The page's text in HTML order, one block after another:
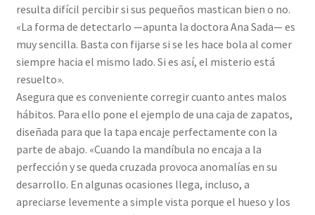
resulta difícil percibir si sus pequeños mastican bien o no.
«La forma de detectarlo —apunta la doctora Ana Sada— es
muy sencilla. Basta con fijarse si se les hace bola al comer
siempre hacia el mismo lado. Si es así, el misterio está
resuelto».
Asegura que es conveniente corregir cuanto antes malos
hábitos. Para ello pone el ejemplo de una caja de zapatos,
diseñada para que la tapa encaje perfectamente con la
parte de abajo. «Cuando la mandíbula no encaja a la
perfección y se queda cruzada provoca anomalías en su
desarrollo. En algunas ocasiones llega, incluso, a
apreciarse levemente a simple vista porque el hueso y los